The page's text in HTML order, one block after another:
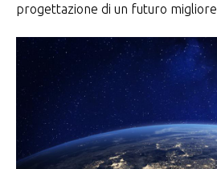
progettazione di un futuro